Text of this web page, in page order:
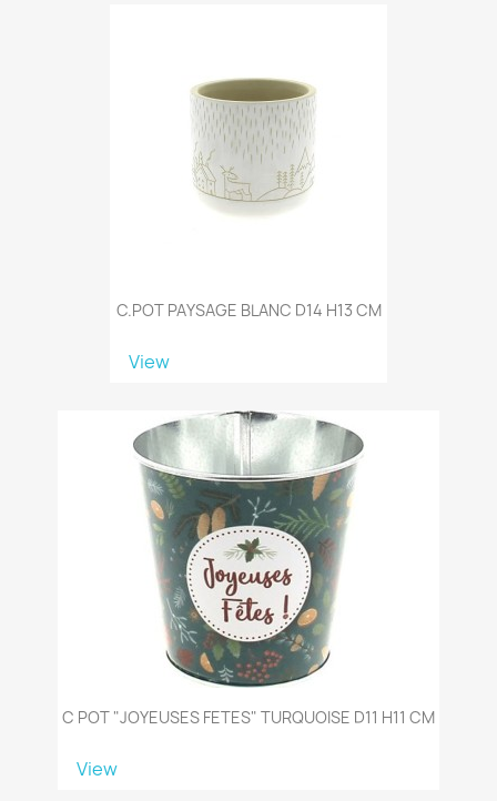
C.POT PAYSAGE BLANC D14 H13 CM
View
C POT "JOYEUSES FETES" TURQUOISE D11 H11 CM
View